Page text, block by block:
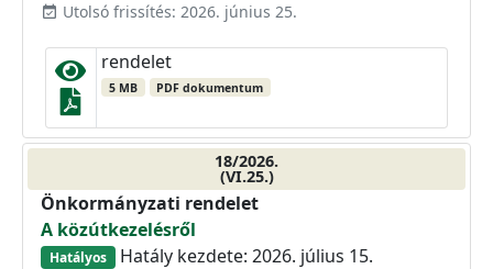
event_available Utolsó frissítés: 2026. június 25.
rendelet
5 MB PDF dokumentum
18/2026.
(VI.25.)
Önkormányzati rendelet
A közútkezelésről
Hatályos Hatály kezdete: 2026. július 15.